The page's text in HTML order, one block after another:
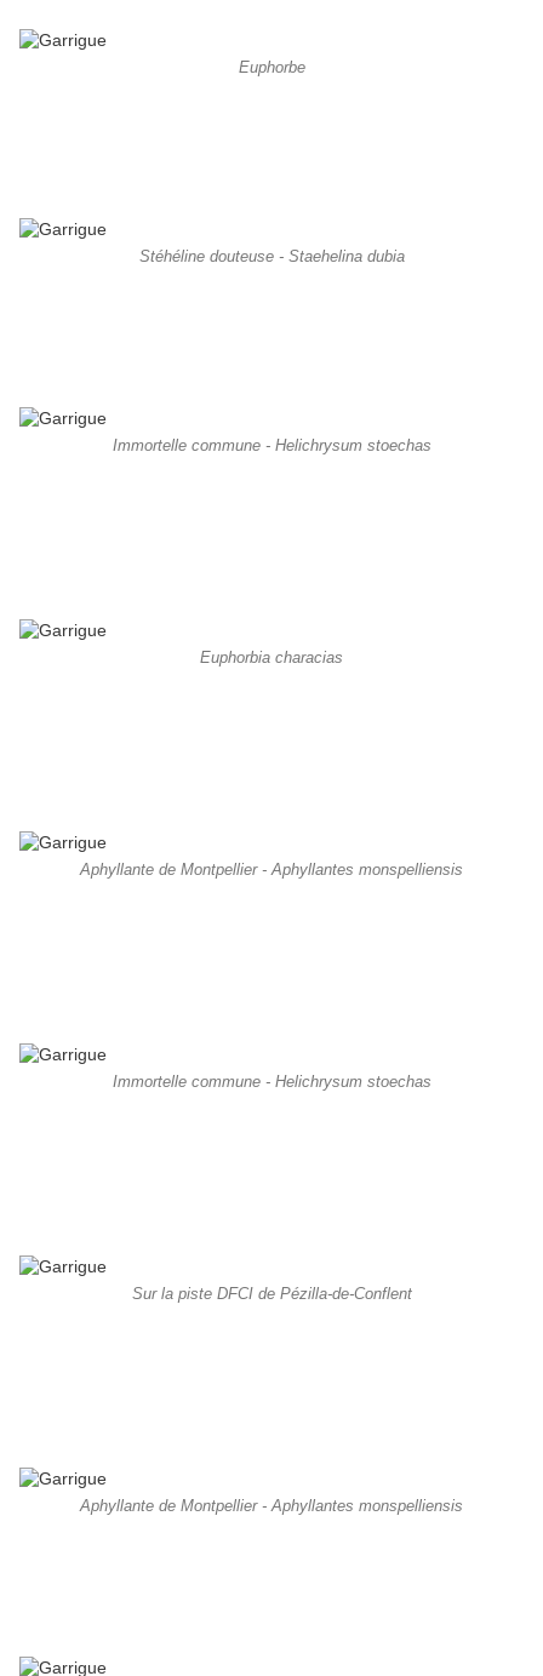
Euphorbe
Stéhéline douteuse - Staehelina dubia
Immortelle commune - Helichrysum stoechas
Euphorbia characias
Aphyllante de Montpellier - Aphyllantes monspelliensis
Immortelle commune - Helichrysum stoechas
Sur la piste DFCI de Pézilla-de-Conflent
Aphyllante de Montpellier - Aphyllantes monspelliensis